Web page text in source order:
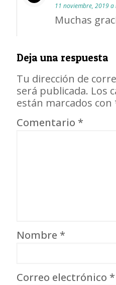
11 noviembre, 2019 a
Muchas
Deja una respuesta
Tu dirección de
será publicada. Los
están marcados con
Comentario *
Nombre *
Correo electrónico *